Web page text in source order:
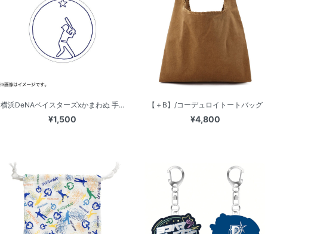
横浜DeNAベイスターズxかまわぬ 手...
¥1,500
【＋B】/コーデュロイトートバッグ
¥4,800